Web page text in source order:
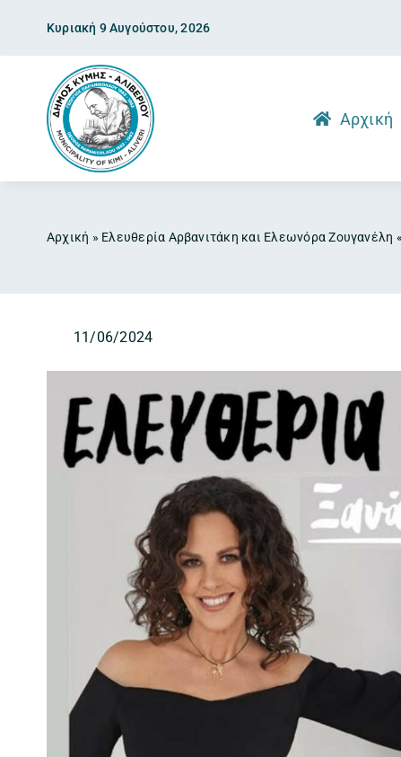
content
Κυριακή 9 Αυγούστου, 2026
Αρχική
Αρχική » Ελευθερία Αρβανιτάκη και Ελεωνόρα Ζουγανέλη
11/06/2024